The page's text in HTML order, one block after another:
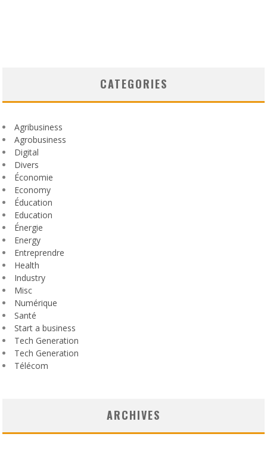
CATEGORIES
Agribusiness
Agrobusiness
Digital
Divers
Économie
Economy
Éducation
Education
Énergie
Energy
Entreprendre
Health
Industry
Misc
Numérique
Santé
Start a business
Tech Generation
Tech Generation
Télécom
ARCHIVES